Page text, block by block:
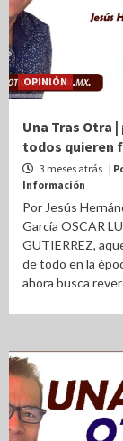
OPINIÓN
Una Tras Otra |
todos quieren
3 meses atrás |
Información
Por Jesús
García OSCAR
GUTIERREZ,
de todo en la
ahora busca